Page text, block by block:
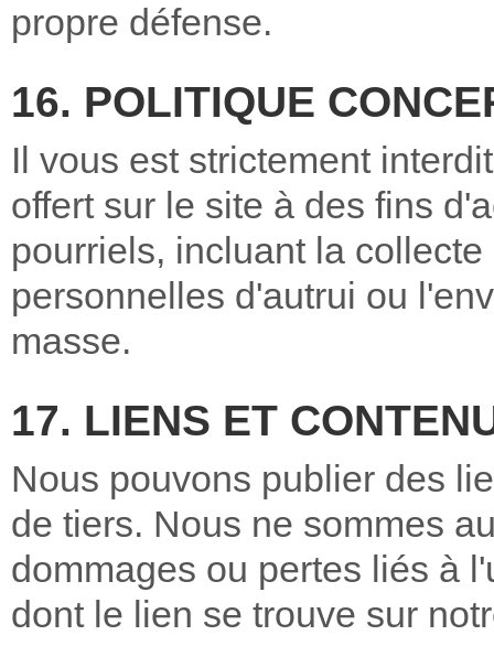
propre défense.
16. POLITIQUE
Il vous est strictement
offert sur le site à des fins
pourriels, incluant la
personnelles d'autrui ou
masse.
17. LIENS ET
Nous pouvons publier des
de tiers. Nous ne sommes
dommages ou pertes liés à
dont le lien se trouve sur